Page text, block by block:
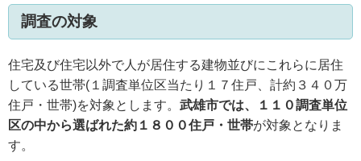
調査の対象
住宅及び住宅以外で人が居住する建物並びにこれらに居住
している世帯(１調査単位区当たり１７住戸、計約３４０万
住戸・世帯)を対象とします。 武雄市では、１１０調査単位
区の中から選ばれた約１８００住戸・世帯が対象となりま
す。